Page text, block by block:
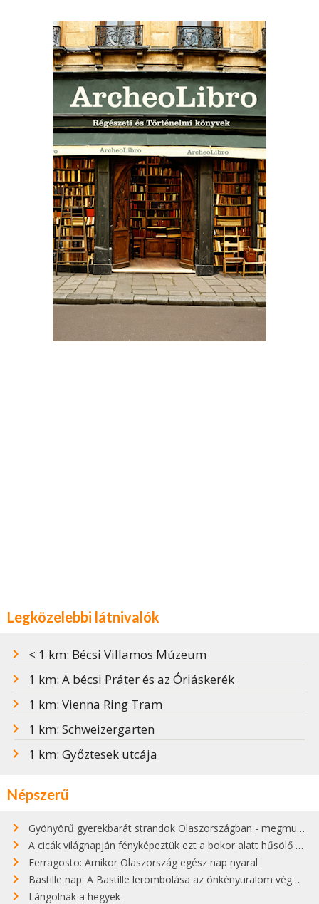
Legközelebbi látnivalók
< 1 km: Bécsi Villamos Múzeum
1 km: A bécsi Práter és az Óriáskerék
1 km: Vienna Ring Tram
1 km: Schweizergarten
1 km: Győztesek utcája
Népszerű
Gyönyörű gyerekbarát strandok Olaszországban - megmutatjuk a 15 legjobbat
A cicák világnapján fényképeztük ezt a bokor alatt hűsölő cicát Kisorosziban
Ferragosto: Amikor Olaszország egész nap nyaral
Bastille nap: A Bastille lerombolása az önkényuralom végét jelentette
Lángolnak a hegyek